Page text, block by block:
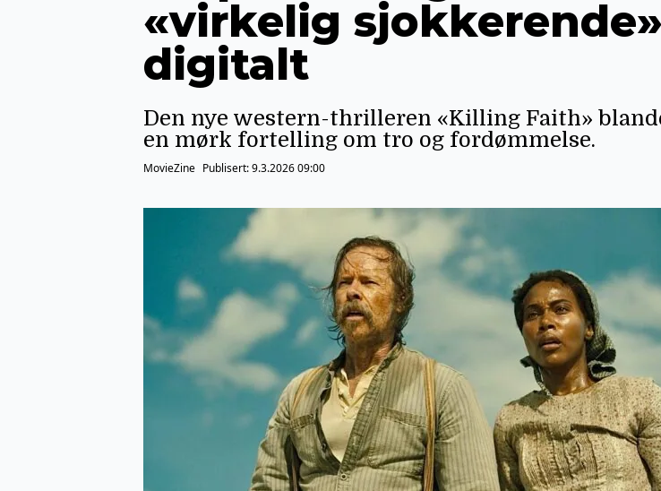
«virkelig
digitalt
Den nye western-thrilleren «Killing Faith»
en mørk fortelling om tro og fordømmelse.
MovieZine Publisert:9.3.2026 09:00